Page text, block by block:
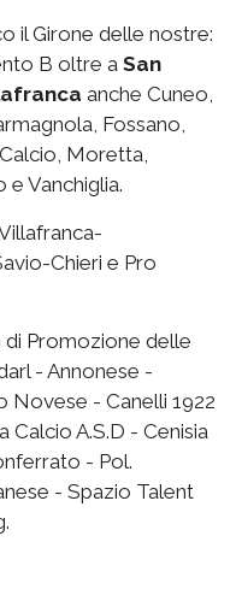
il Girone delle nostre:
B oltre a San
anche Cuneo,
Fossano,
Moretta,
Vanchiglia.
Chieri e Pro
Promozione delle
- Annonese -
Novese - Canelli 1922
Calcio A.S.D - Cenisia
- Pol.
- Spazio Talent